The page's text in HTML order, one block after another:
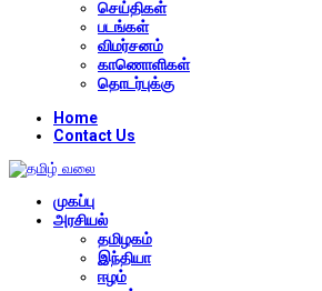
செய்திகள்
படங்கள்
விமர்சனம்
காணொளிகள்
தொடர்புக்கு
Home
Contact Us
முகப்பு
அரசியல்
தமிழகம்
இந்தியா
ஈழம்